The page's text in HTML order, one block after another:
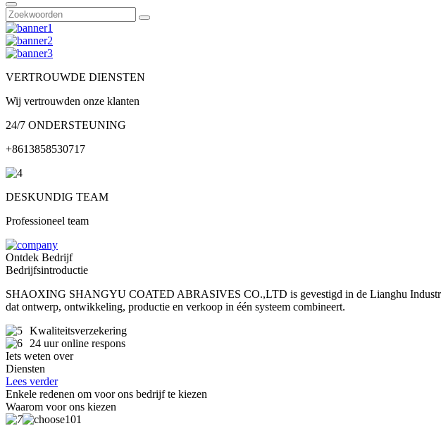
VERTROUWDE DIENSTEN
Wij vertrouwden onze klanten
24/7 ONDERSTEUNING
+8613858530717
DESKUNDIG TEAM
Professioneel team
Ontdek Bedrijf
Bedrijfsintroductie
SHAOXING SHANGYU COATED ABRASIVES CO.,LTD is gevestigd in de Lianghu
dat ontwerp, ontwikkeling, productie en verkoop in één systeem combineert.
Kwaliteitsverzekering
24 uur online respons
Iets weten over
Diensten
Lees verder
Enkele redenen om voor ons bedrijf te kiezen
Waarom voor ons kiezen
01